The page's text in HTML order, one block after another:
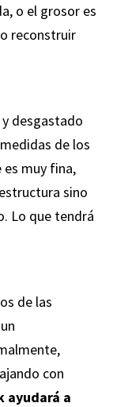
o el grosor es
reconstruir
desgastado
de los
muy fina,
sino
Lo que tendrá
de las
con
ayudará a